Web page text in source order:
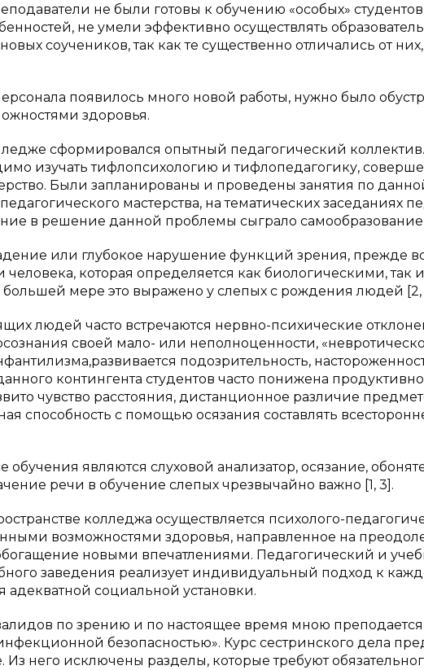
не были готовы к обучению «особых»
не умели эффективно осуществлять
соучеников, так как те существенно отличались от
появилось много новой работы, нужно было
здоровья.
сформировался опытный педагогический
изучать тифлопсихологию и тифлопедагогику,
Были запланированы и проведены занятия по
мастерства, на тематических заседаниях
в решение данной проблемы сыграло самообразование
или глубокое нарушение функций зрения, прежде
которая определяется как биологическими, так
мере это выражено у слепых с рождения людей [2,
людей часто встречаются нервно-психические
своей мало- или неполноценности,
подозрительность,
контингента студентов часто понижена
чувство расстояния, дистанционное различие
способность с помощью осязания составлять
являются слуховой анализатор, осязание,
речи в обучение слепых чрезвычайно важно [1, 3].
колледжа осуществляется психолого-
возможностями здоровья, направленное на
новыми впечатлениями. Педагогический и
заведения реализует индивидуальный подход к
социальной установки.
по зрению и по настоящее время мною
безопасностью». Курс сестринского дела
него исключены разделы, которые требуют